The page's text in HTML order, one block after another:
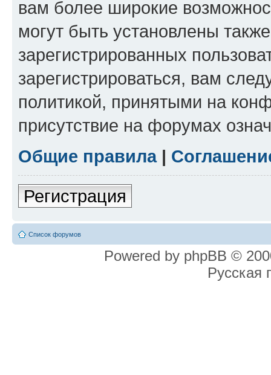
вам более широкие
могут быть установлены
зарегистрированных
зарегистрироваться, вам
политикой, принятыми на
присутствие на форумах
Общие правила|
Регистрация
Список форумов
Powered by phpBB ©
Русская